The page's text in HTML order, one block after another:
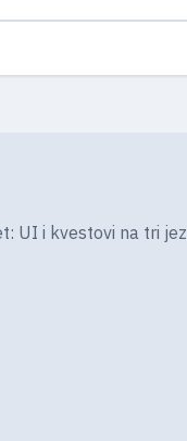
UI i kvestovi na tri